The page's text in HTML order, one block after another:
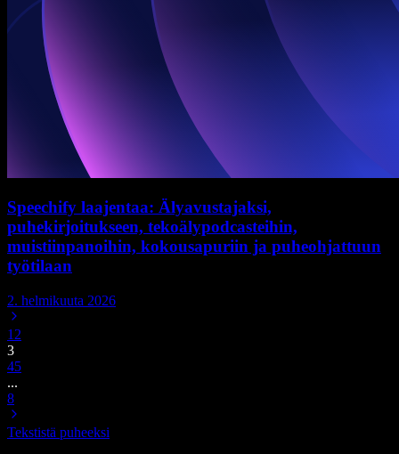
Speechify laajentaa: Älyavustajaksi,
puhekirjoitukseen, tekoälypodcasteihin,
muistiinpanoihin, kokousapuriin ja puheohjattuun
työtilaan
2. helmikuuta 2026
1 2
3
45
...
8
Tekstistä puheeksi